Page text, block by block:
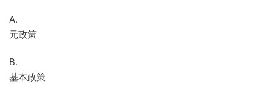
A.
元政策
B.
基本政策